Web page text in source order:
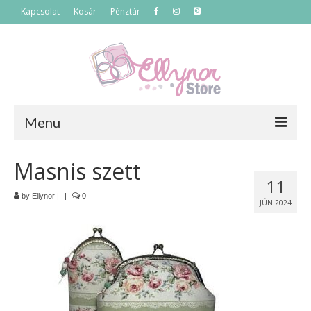
Kapcsolat Kosár Pénztár
Menu
Főoldal
Akciós termékek
Táskák
Neszeszerek
11
JÚN 2024
Masnis szett
by Ellynor | | 0